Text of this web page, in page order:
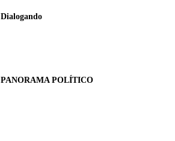
Dialogando
PANORAMA POLÍTICO